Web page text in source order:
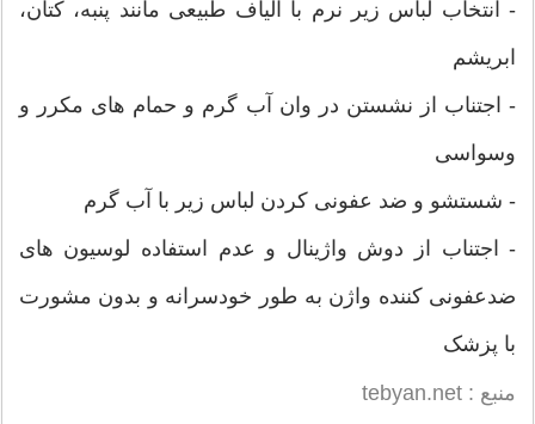
- انتخاب لباس زیر نرم با الیاف طبیعی مانند پنبه، کتان،
ابریشم
- اجتناب از نشستن در وان آب گرم و حمام های مکرر و
وسواسی
- شستشو و ضد عفونی کردن لباس زیر با آب گرم
- اجتناب از دوش واژینال و عدم استفاده لوسیون های
ضدعفونی کننده واژن به طور خودسرانه و بدون مشورت
با پزشک
منبع : tebyan.net